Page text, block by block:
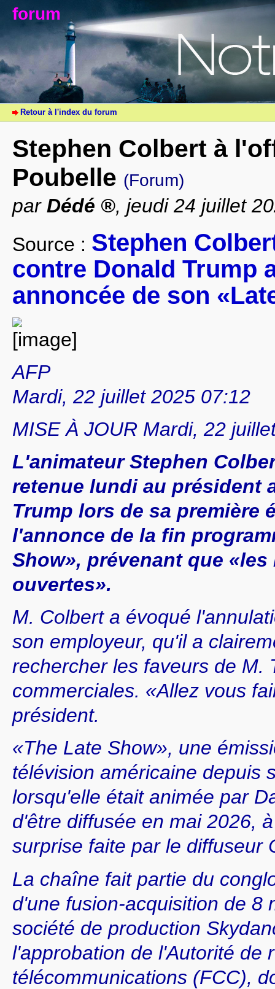
forum
Retour à l'index du forum
Stephen Colbert à
Poubelle (Forum)
par Dédé
, jeudi 24 juillet
Source : Stephen
contre Donald Trump
annoncée de son
AFP
Mardi, 22 juillet 2025 07:12
MISE À JOUR Mardi, 22
L'animateur Stephen
retenue lundi au président
Trump lors de sa première
l'annonce de la fin
Show», prévenant que
ouvertes».
M. Colbert a évoqué
son employeur, qu'il a
rechercher les faveurs de M.
commerciales. «Allez vous
président.
«The Late Show», une
télévision américaine depuis
lorsqu'elle était animée par
d'être diffusée en mai 2026,
surprise faite par le diffuseur
La chaîne fait partie du
d'une fusion-acquisition de 8
société de production
l'approbation de l'Autorité de
télécommunications (FCC),